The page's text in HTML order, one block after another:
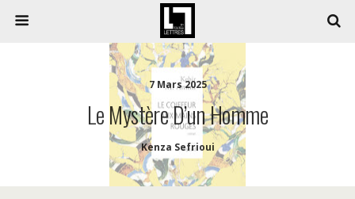
7 Mars 2025
Le Mystère D’un Homme
Kenza Sefrioui